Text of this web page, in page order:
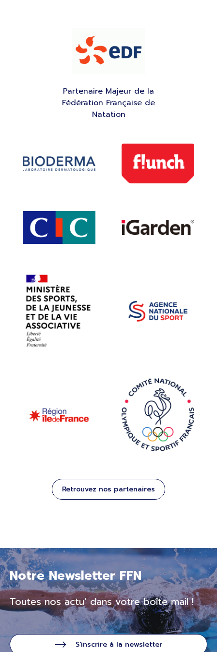
Partenaire Majeur de la
Fédération Française de
Natation
Retrouvez nos partenaires
Notre Newsletter FFN
Toutes nos actu’ dans votre boîte mail !
S'inscrire à la newsletter